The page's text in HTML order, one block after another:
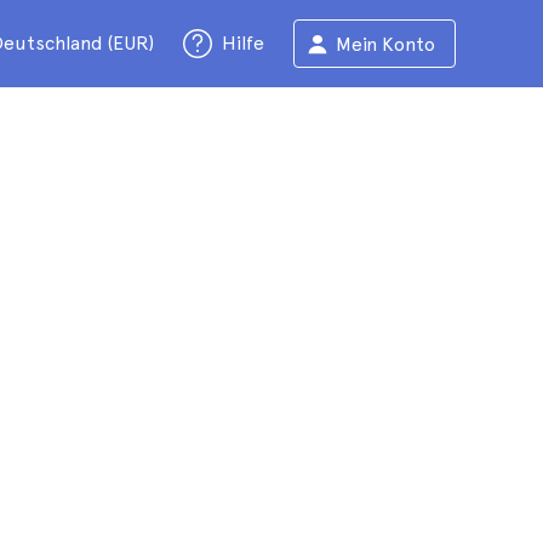
(EUR) Hilfe Mein Konto